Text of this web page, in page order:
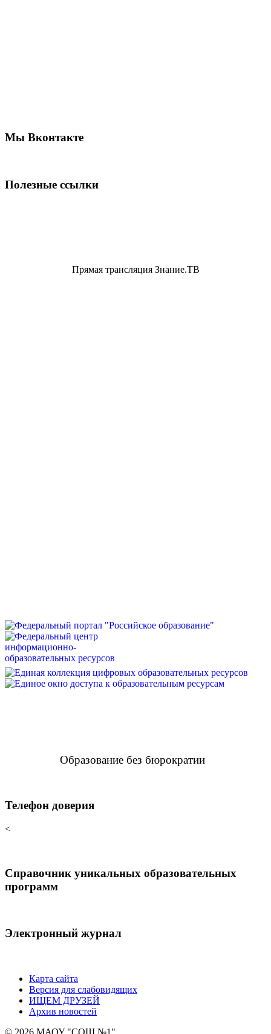
Мы Вконтакте
Полезные ссылки
Прямая трансляция Знание.ТВ
Образование без бюрократии
Телефон доверия
<
Справочник уникальных образовательных
программ
Электронный журнал
Карта сайта
Версия для слабовидящих
ИЩЕМ ДРУЗЕЙ
Архив новостей